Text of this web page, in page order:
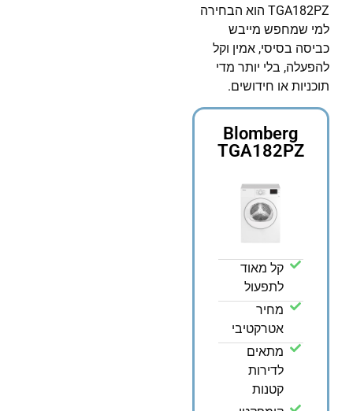
TGA182PZ הוא הבחירה
למי שמחפש מייבש
כביסה בסיסי, אמין וקל
להפעלה, בלי יותר מדי
תוכניות או חידושים.
Blomberg
TGA182PZ
קל מאוד
לתפעול
מחיר
אטרקטיבי
מתאים
לדירות
קטנות